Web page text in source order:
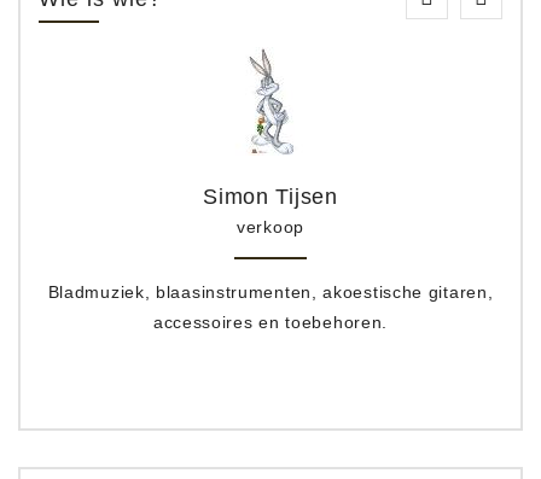
Simon Tijsen
verkoop
Bladmuziek, blaasinstrumenten, akoestische gitaren,
accessoires en toebehoren.